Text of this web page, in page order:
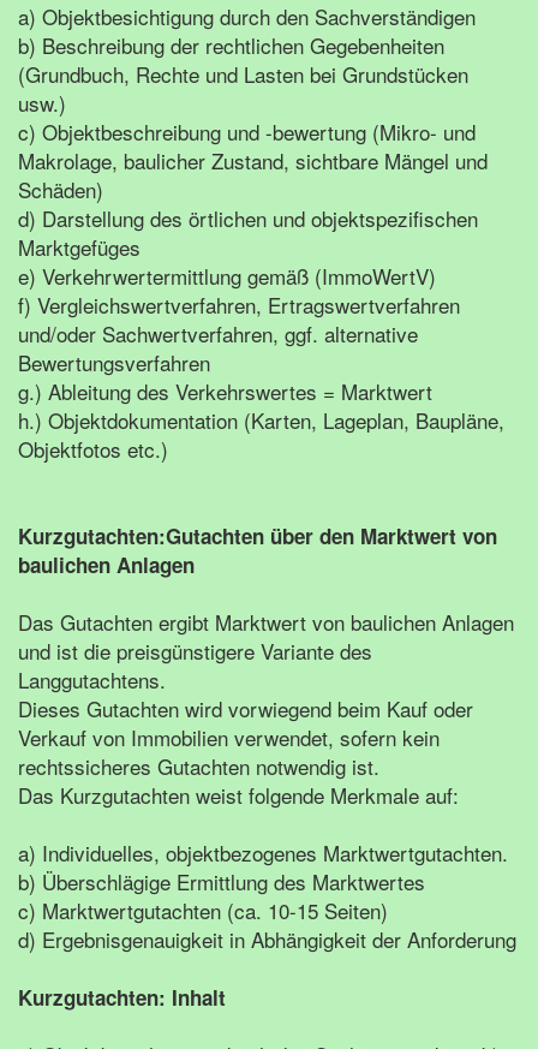
a) Objektbesichtigung durch den Sachverständigen
b) Beschreibung der rechtlichen Gegebenheiten
(Grundbuch, Rechte und Lasten bei Grundstücken
usw.)
c) Objektbeschreibung und -bewertung (Mikro- und
Makrolage, baulicher Zustand, sichtbare Mängel und
Schäden)
d) Darstellung des örtlichen und objektspezifischen
Marktgefüges
e) Verkehrwertermittlung gemäß (ImmoWertV)
f) Vergleichswertverfahren, Ertragswertverfahren
und/oder Sachwertverfahren, ggf. alternative
Bewertungsverfahren
g.) Ableitung des Verkehrswertes = Marktwert
h.) Objektdokumentation (Karten, Lageplan, Baupläne,
Objektfotos etc.)
Kurzgutachten:Gutachten über den Marktwert von
baulichen Anlagen
Das Gutachten ergibt Marktwert von baulichen Anlagen
und ist die preisgünstigere Variante des
Langgutachtens.
Dieses Gutachten wird vorwiegend beim Kauf oder
Verkauf von Immobilien verwendet, sofern kein
rechtssicheres Gutachten notwendig ist.
Das Kurzgutachten weist folgende Merkmale auf:
a) Individuelles, objektbezogenes Marktwertgutachten.
b) Überschlägige Ermittlung des Marktwertes
c) Marktwertgutachten (ca. 10-15 Seiten)
d) Ergebnisgenauigkeit in Abhängigkeit der Anforderung
Kurzgutachten: Inhalt